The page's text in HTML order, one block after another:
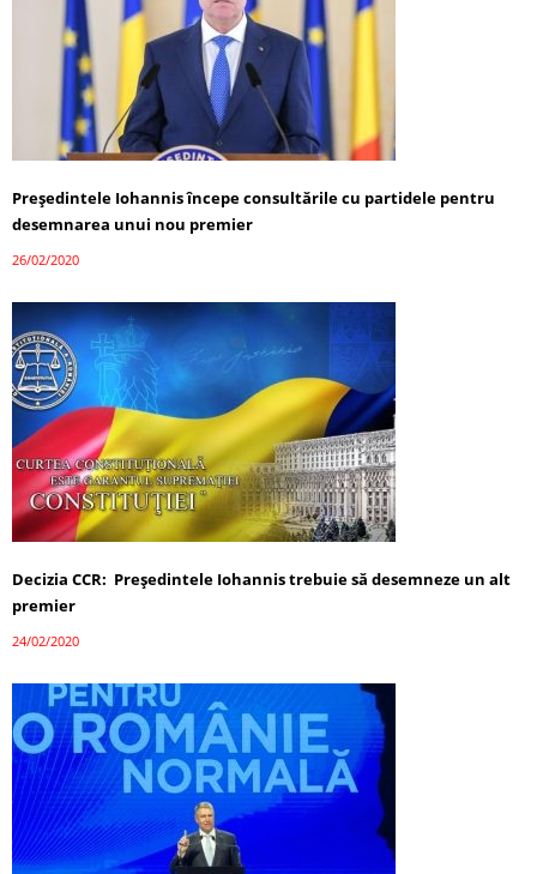
Președintele Iohannis începe consultările cu partidele pentru
desemnarea unui nou premier
26/02/2020
Decizia CCR: Președintele Iohannis trebuie să desemneze un alt
premier
24/02/2020